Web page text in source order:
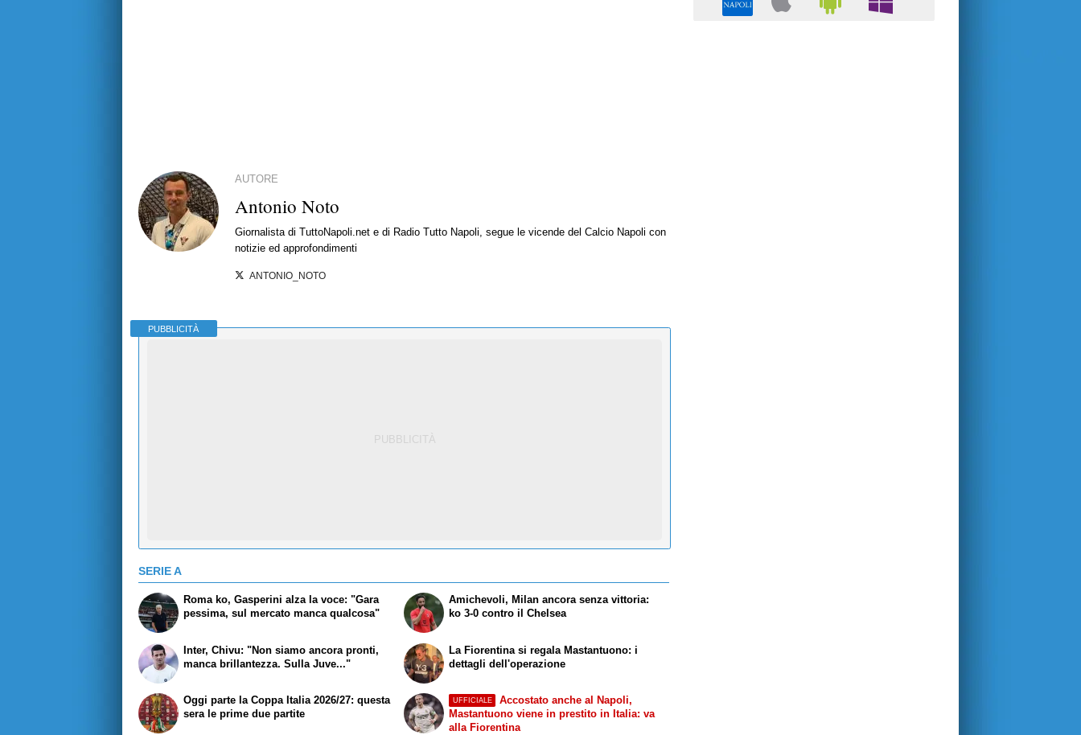
AUTORE
Antonio Noto
Giornalista di TuttoNapoli.net e di Radio Tutto Napoli, segue le vicende del Calcio Napoli con
notizie ed approfondimenti
ANTONIO_NOTO
PUBBLICITÀ
SERIE A
Roma ko, Gasperini alza la voce: "Gara
pessima, sul mercato manca qualcosa"
Inter, Chivu: "Non siamo ancora pronti,
manca brillantezza. Sulla Juve..."
Amichevoli, Milan ancora senza vittoria:
ko 3-0 contro il Chelsea
La Fiorentina si regala Mastantuono: i
dettagli dell'operazione
Oggi parte la Coppa Italia 2026/27: questa
sera le prime due partite
UFFICIALE
Accostato anche al Napoli,
Mastantuono viene in prestito in Italia: va
alla Fiorentina